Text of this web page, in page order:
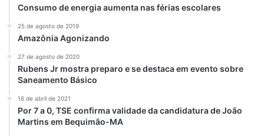
Consumo de energia aumenta nas férias escolares
25 de agosto de 2019
Amazônia Agonizando
27 de agosto de 2020
Rubens Jr mostra preparo e se destaca em evento sobre
Saneamento Básico
16 de abril de 2021
Por 7 a 0, TSE confirma validade da candidatura de João
Martins em Bequimão-MA